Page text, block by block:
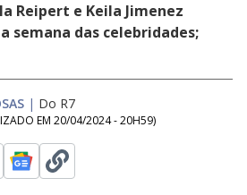
Reipert e Keila Jimenez
semana das celebridades;
| Do R7
EM 20/04/2024 - 20H59)